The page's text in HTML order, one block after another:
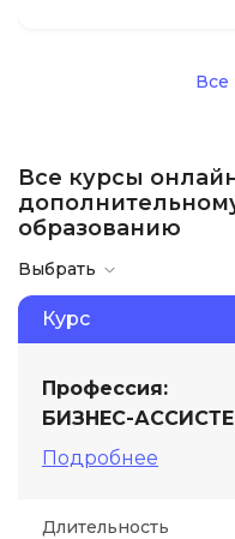
Все
Все курсы
образованию
Выбрать
Курс
Профессия:
БИЗНЕС-
Подробнее
Длительность